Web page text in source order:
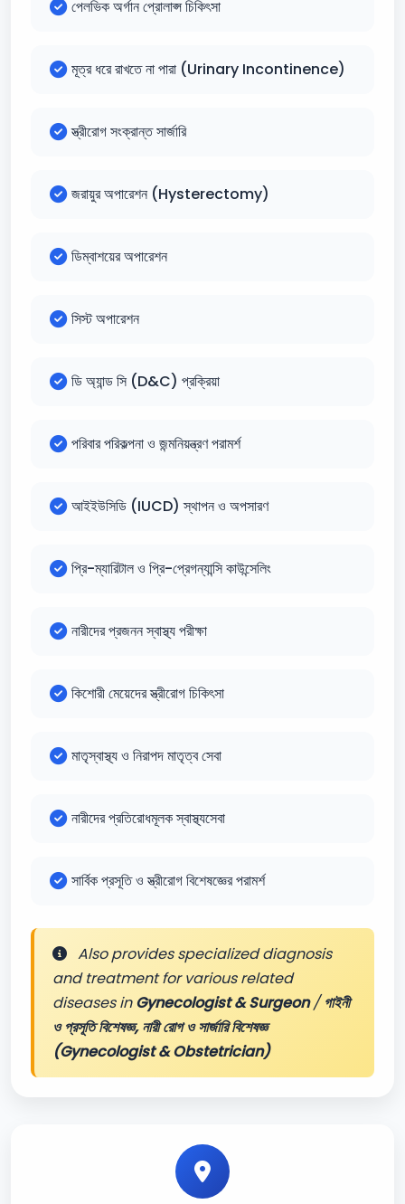
পেলভিক অর্গান প্রোলাপ্স চিকিৎসা
মূত্র ধরে রাখতে না পারা (Urinary Incontinence)
স্ত্রীরোগ সংক্রান্ত সার্জারি
জরায়ুর অপারেশন (Hysterectomy)
ডিম্বাশয়ের অপারেশন
সিস্ট অপারেশন
ডি অ্যান্ড সি (D&C) প্রক্রিয়া
পরিবার পরিকল্পনা ও জন্মনিয়ন্ত্রণ পরামর্শ
আইইউসিডি (IUCD) স্থাপন ও অপসারণ
প্রি-ম্যারিটাল ও প্রি-প্রেগন্যান্সি কাউন্সেলিং
নারীদের প্রজনন স্বাস্থ্য পরীক্ষা
কিশোরী মেয়েদের স্ত্রীরোগ চিকিৎসা
মাতৃস্বাস্থ্য ও নিরাপদ মাতৃত্ব সেবা
নারীদের প্রতিরোধমূলক স্বাস্থ্যসেবা
সার্বিক প্রসূতি ও স্ত্রীরোগ বিশেষজ্ঞের পরামর্শ
Also provides specialized diagnosis
and treatment for various related
diseases inGynecologist & Surgeon/গাইনী
ও প্রসূতি বিশেষজ্ঞ, নারী রোগ ও সার্জারি বিশেষজ্ঞ
(Gynecologist & Obstetrician)